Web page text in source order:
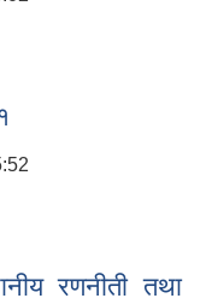
रणनीती तथा